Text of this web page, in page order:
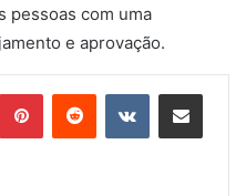
pessoas com uma
e aprovação.